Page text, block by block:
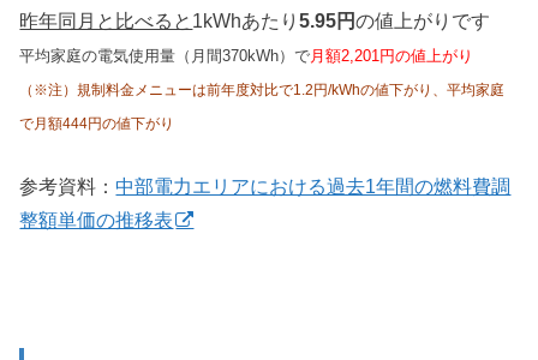
昨年同月と比べると 1kWhあたり5.95円の値上がりです
平均家庭の電気使用量（月間370kWh）で 月額2,201円の値上がり
（※注）規制料金メニューは前年度対比で1.2円/kWhの値下がり、平均家庭
で月額444円の値下がり
参考資料：中部電力エリアにおける過去1年間の燃料費調
整額単価の推移表